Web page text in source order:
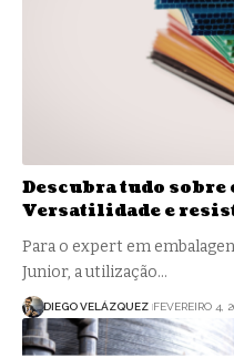
Descubra tudo
Versatilidade e
Para o expert em
Junior, a utilização…
DIEGO VELÁZQUEZ FEVEREIRO 4,